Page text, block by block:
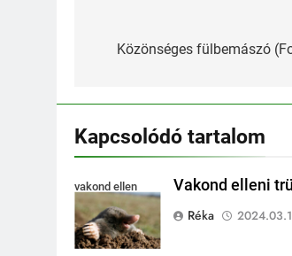
navigáció
Közönséges fülbemászó
Kapcsolódó tartalom
vakond ellen
Vakond elleni
Réka